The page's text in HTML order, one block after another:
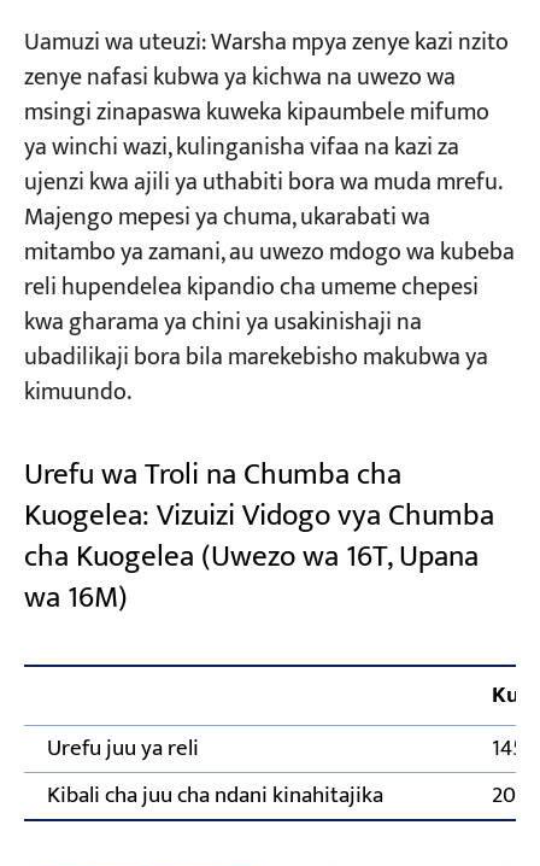
Uamuzi wa uteuzi: Warsha mpya zenye kazi nzito
zenye nafasi kubwa ya kichwa na uwezo wa
msingi zinapaswa kuweka kipaumbele mifumo
ya winchi wazi, kulinganisha vifaa na kazi za
ujenzi kwa ajili ya uthabiti bora wa muda mrefu.
Majengo mepesi ya chuma, ukarabati wa
mitambo ya zamani, au uwezo mdogo wa kubeba
reli hupendelea kipandio cha umeme chepesi
kwa gharama ya chini ya usakinishaji na
ubadilikaji bora bila marekebisho makubwa ya
kimuundo.
Urefu wa Troli na Chumba cha
Kuogelea: Vizuizi Vidogo vya Chumba
cha Kuogelea (Uwezo wa 16T, Upana
wa 16M)
Urefu juu ya reli
Kibali cha juu cha ndani kinahitajika